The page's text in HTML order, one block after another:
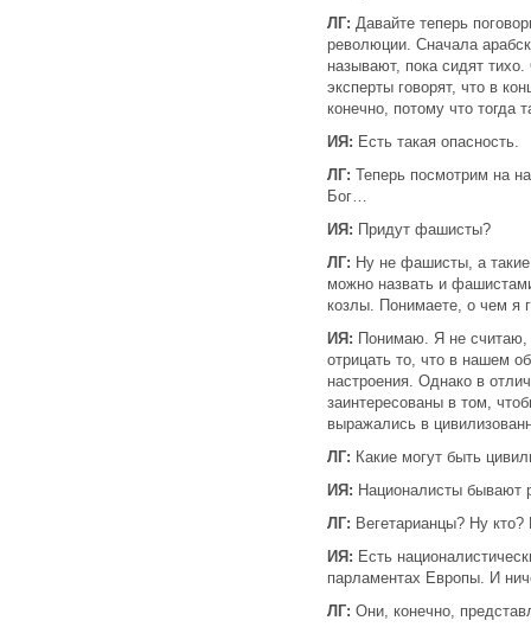
ЛГ: Давайте теперь
революции. Сначала
называют, пока сидят
эксперты говорят, что в
конечно, потому что тогда
ИЯ: Есть такая опасность.
ЛГ: Теперь посмотрим на
Бог…
ИЯ: Придут фашисты?
ЛГ: Ну не фашисты, а
можно назвать и
козлы. Понимаете, о чем я
ИЯ: Понимаю. Я не считаю,
отрицать то, что в нашем
настроения. Однако в
заинтересованы в том,
выражались в
ЛГ: Какие могут быть
ИЯ: Националисты бывают
ЛГ: Вегетарианцы? Ну кто?
ИЯ: Есть
парламентах Европы. И
ЛГ: Они, конечно,